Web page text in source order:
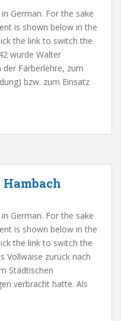
German. For the sake
is shown below in the
the link to switch the
wurde Walter
der Färberlehre, zum
bzw. zum Einsatz
Hambach
German. For the sake
is shown below in the
the link to switch the
Vollwaise zurück nach
Städtischen
verbracht hatte. Als